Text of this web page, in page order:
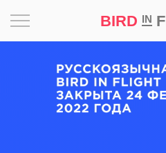
BIRD IN